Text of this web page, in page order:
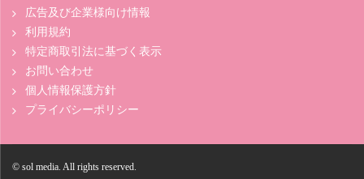
広告及び企業様向け情報
利用規約
特定商取引法に基づく表示
お問い合わせ
個人情報保護方針
プライバシーポリシー
© sol media. All rights reserved.